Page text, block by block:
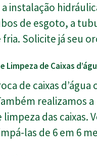
instalação
de esgoto, a
Solicite já seu
Limpeza de Caixas
de caixas d’água
realizamos a
das caixas.
las de 6 em 6